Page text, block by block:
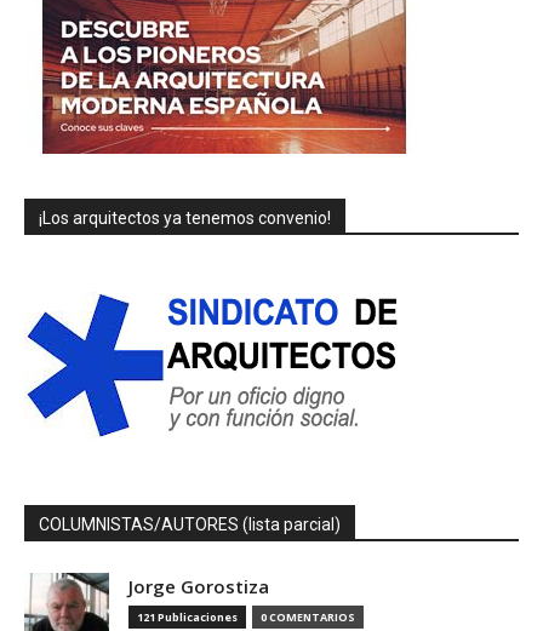
¡Los arquitectos ya tenemos convenio!
COLUMNISTAS/AUTORES (lista parcial)
Jorge Gorostiza
121 Publicaciones 0 COMENTARIOS